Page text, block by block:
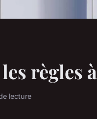
règles
lecture